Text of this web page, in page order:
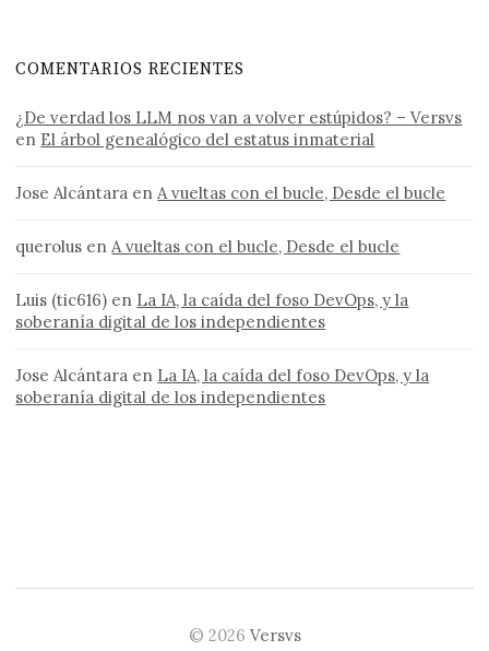
COMENTARIOS RECIENTES
¿De verdad los LLM nos van a volver estúpidos? – Versvs
en El árbol genealógico del estatus inmaterial
Jose Alcántara en A vueltas con el bucle, Desde el bucle
querolus en A vueltas con el bucle, Desde el bucle
Luis (tic616) en La IA, la caída del foso DevOps, y la
soberanía digital de los independientes
Jose Alcántara en La IA, la caída del foso DevOps, y la
soberanía digital de los independientes
© 2026 Versvs